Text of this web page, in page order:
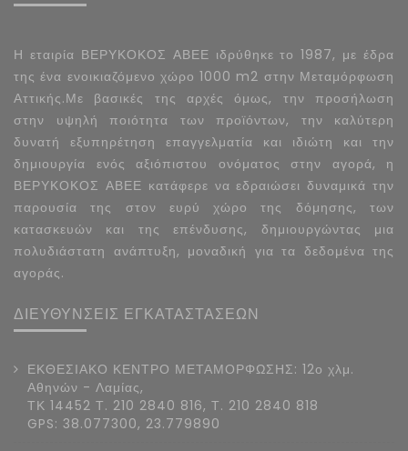
Η εταιρία ΒΕΡΥΚΟΚΟΣ ΑΒΕΕ ιδρύθηκε το 1987, με έδρα
της ένα ενοικιαζόμενο χώρο 1000 m2 στην Μεταμόρφωση
Αττικής.Με βασικές της αρχές όμως, την προσήλωση
στην υψηλή ποιότητα των προϊόντων, την καλύτερη
δυνατή εξυπηρέτηση επαγγελματία και ιδιώτη και την
δημιουργία ενός αξιόπιστου ονόματος στην αγορά, η
ΒΕΡΥΚΟΚΟΣ ΑΒΕΕ κατάφερε να εδραιώσει δυναμικά την
παρουσία της στον ευρύ χώρο της δόμησης, των
κατασκευών και της επένδυσης, δημιουργώντας μια
πολυδιάστατη ανάπτυξη, μοναδική για τα δεδομένα της
αγοράς.
ΔΙΕΥΘΥΝΣΕΙΣ ΕΓΚΑΤΑΣΤΑΣΕΩΝ
ΕΚΘΕΣΙΑΚΟ ΚΕΝΤΡΟ ΜΕΤΑΜΟΡΦΩΣΗΣ: 12ο χλμ.
Αθηνών - Λαμίας,
ΤΚ 14452 Τ. 210 2840 816, Τ. 210 2840 818
GPS: 38.077300, 23.779890